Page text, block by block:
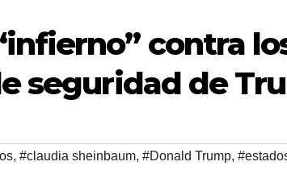
contra
seguridad de
, #claudia sheinbaum, #Donald Trump,